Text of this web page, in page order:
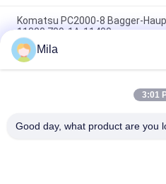
Komatsu PC2000-8 Bagger-
11300 709-1A-11400
PC160LC-7 PC160-7
16100 Bagger Hauptteile
VOE14541591 Bohrer-
Mila
3:01
Good day, what product are you